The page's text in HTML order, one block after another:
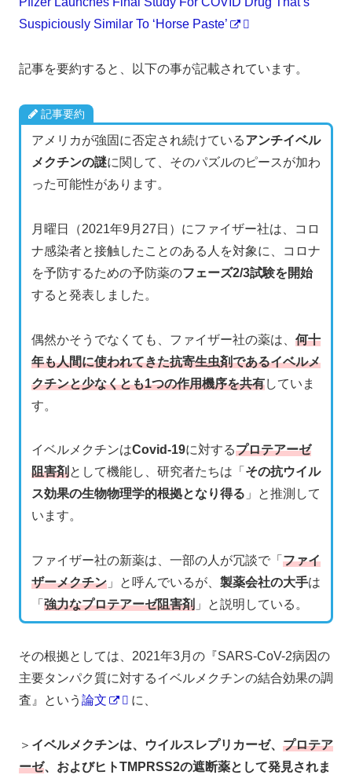
Suspiciously Similar To ‘Horse Paste’
記事を要約すると、以下の事が記載されています。
記事要約
アメリカが強固に否定され続けているアンチイベル
メクチンの謎に関して、そのパズルのピースが加わ
った可能性があります。
月曜日（2021年9月27日）にファイザー社は、コロ
ナ感染者と接触したことのある人を対象に、コロナ
を予防するための予防薬のフェーズ2/3試験を開始
すると発表しました。
偶然かそうでなくても、ファイザー社の薬は、 何十
年も人間に使われてきた抗寄生虫剤であるイベルメ
クチンと少なくとも1つの作用機序を共有していま
す。
イベルメクチンはCovid-19に対するプロテアーゼ
阻害剤 として機能し、研究者たちは「 その抗ウイル
ス効果の生物物理学的根拠となり得る 」と推測して
います。
ファイザー社の新薬は、一部の人が冗談で「 ファイ
ザーメクチン」と呼んでいるが、 製薬会社の大手は
「 強力なプロテアーゼ阻害剤 」と説明している。
その根拠としては、2021年3月の『SARS-CoV-2病因の
主要タンパク質に対するイベルメクチンの結合効果の調
査』という 論文 に、
＞ イベルメクチンは、ウイルスレプリカーゼ、 プロテア
ーゼ、およびヒトTMPRSS2の遮断薬として発見されま